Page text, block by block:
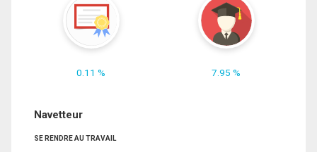
0.11 % 7.95 %
Navetteur
SE RENDRE AU TRAVAIL